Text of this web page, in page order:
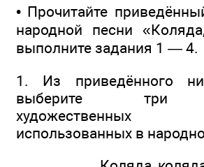
• Прочитайте
народной песни
выполните задания 1 — 4.
1. Из приведённого
выберите три
художественных
использованных в